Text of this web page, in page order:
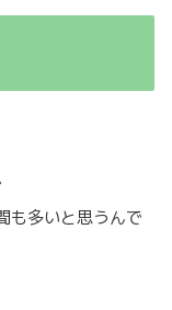
も多いと思うんで